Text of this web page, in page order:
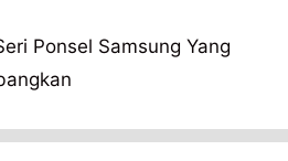
Ponsel Samsung Yang